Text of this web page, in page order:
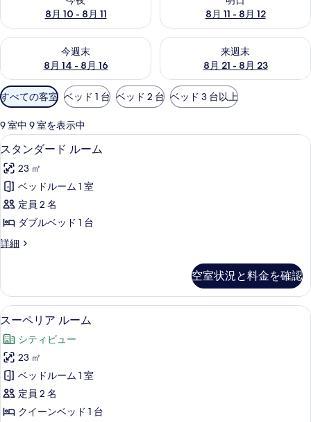
8月 10 - 8月 11
8月 11 - 8月 12
今週末
8月 14 - 8月 16
今週末 8月 14 - 8月 16 の空室状況をチェック
来週末
8月 21 - 8月 23
来週末 8月 21 - 8月 23 の空室
利
用
可
能
な
客
室
の
り
込
件
すべての客室 ベッド 1 台 ベッド 2 台 ベッド 3 台以上
9 室中 9 室を表示中
ス
タ
ン
ダ
ー
ル
ム
の
す
べ
て
の
写
真
スタンダード ルーム | 高級寝具、羽
4
スタンダード ルーム
23 ㎡
ベッドルーム 1 室
定員 2 名
ダブルベッド 1 台
詳細
ス
ー
ド
ル
ム
の
詳
細
空室状況と料金を確認
ス
ー
ペ
リ
ア
ル
スーペリア ルーム | 高級寝具、羽毛
5
スーペリア ルーム
シティビュー
23 ㎡
ベッドルーム 1 室
定員 2 名
クイーンベッド 1 台